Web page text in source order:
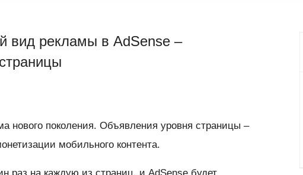
вид рекламы в AdSense –
нового поколения. Объявления уровня страницы –
мобильного контента.